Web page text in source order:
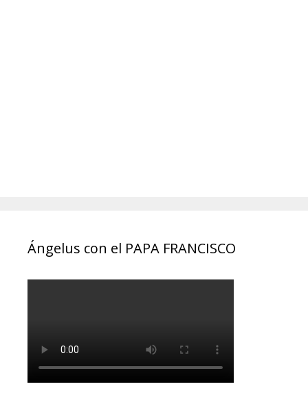
Ángelus con el PAPA FRANCISCO